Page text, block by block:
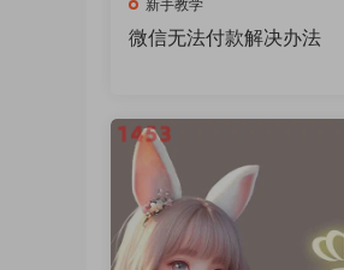
新手教学
微信无法付款解决办法